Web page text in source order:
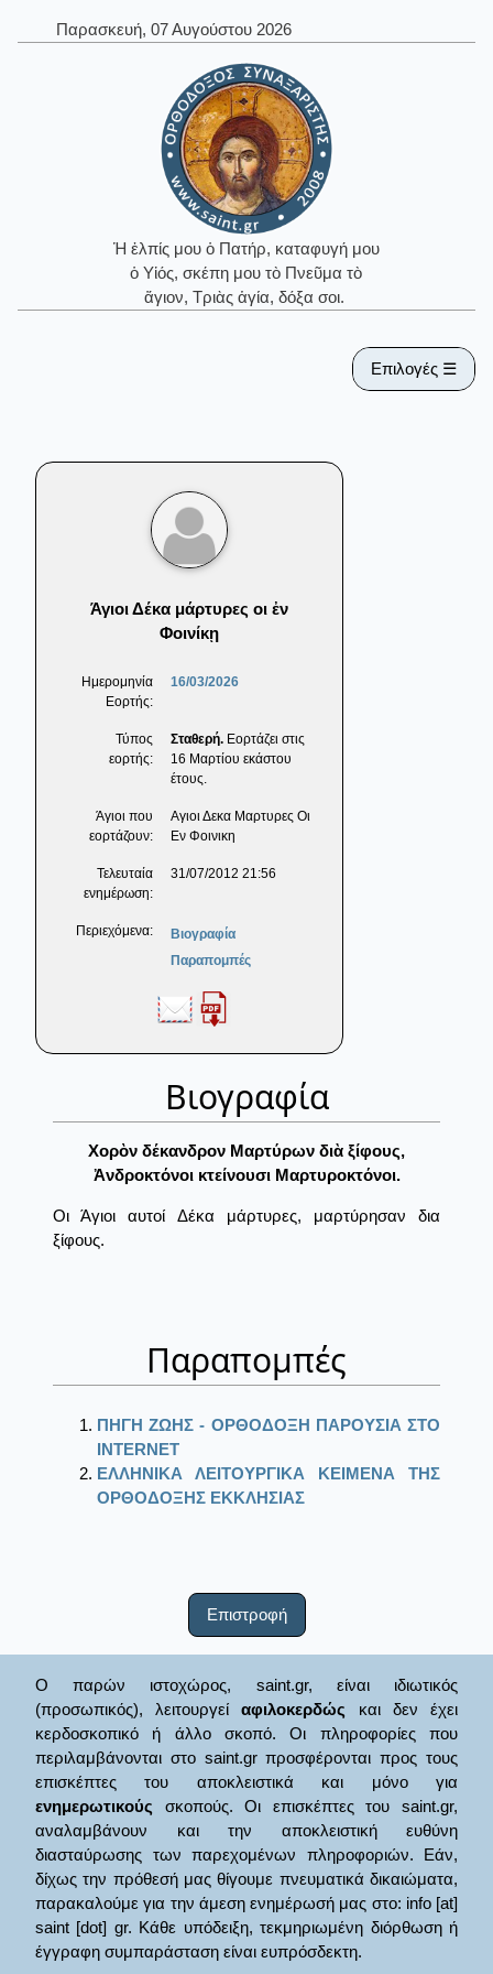
Παρασκευή, 07 Αυγούστου 2026
Ἡ ἐλπίς μου ὁ Πατήρ, καταφυγή μου
ὁ Υἱός, σκέπη μου τὸ Πνεῦμα τὸ
ἅγιον, Τριὰς ἁγία, δόξα σοι.
Επιλογές ☰
Άγιοι Δέκα μάρτυρες οι ἐν
Φοινίκῃ
Ημερομηνία
Εορτής:
16/03/2026
Τύπος
εορτής:
Σταθερή. Εορτάζει στις
16 Μαρτίου εκάστου
έτους.
Άγιοι που
εορτάζουν:
Αγιοι Δεκα Μαρτυρες Οι
Εν Φοινικη
Τελευταία
ενημέρωση:
31/07/2012 21:56
Περιεχόμενα:
Βιογραφία
Παραπομπές
Βιογραφία
Χορὸν δέκανδρον Μαρτύρων διὰ ξίφους,
Ἀνδροκτόνοι κτείνουσι Μαρτυροκτόνοι.
Οι Άγιοι αυτοί Δέκα μάρτυρες, μαρτύρησαν δια
ξίφους.
Παραπομπές
ΠΗΓΗ ΖΩΗΣ - ΟΡΘΟΔΟΞΗ ΠΑΡΟΥΣΙΑ ΣΤΟ
ΙΝΤΕRΝΕΤ
ΕΛΛΗΝΙΚΑ ΛΕΙΤΟΥΡΓΙΚΑ ΚΕΙΜΕΝΑ ΤΗΣ
ΟΡΘΟΔΟΞΗΣ ΕΚΚΛΗΣΙΑΣ
Επιστροφή
Ο παρών ιστοχώρος, saint.gr, είναι ιδιωτικός
(προσωπικός), λειτουργείαφιλοκερδώς και δεν έχει
κερδοσκοπικό ή άλλο σκοπό. Οι πληροφορίες που
περιλαμβάνονται στο saint.gr προσφέρονται προς τους
επισκέπτες του αποκλειστικά και μόνο για
ενημερωτικούς σκοπούς. Οι επισκέπτες του saint.gr,
αναλαμβάνουν και την αποκλειστική ευθύνη
διασταύρωσης των παρεχομένων πληροφοριών. Εάν,
δίχως την πρόθεσή μας θίγουμε πνευματικά δικαιώματα,
παρακαλούμε για την άμεση ενημέρωσή μας στο: info [at]
saint [dot] gr. Κάθε υπόδειξη, τεκμηριωμένη διόρθωση ή
έγγραφη συμπαράσταση είναι ευπρόσδεκτη.